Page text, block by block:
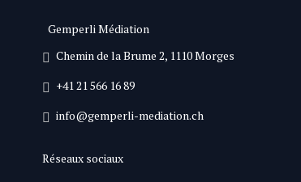
Gemperli Médiation
Chemin de la Brume 2, 1110 Morges
+41 21 566 16 89
info@gemperli-mediation.ch
Réseaux sociaux